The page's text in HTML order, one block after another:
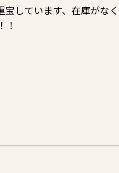
しています、在庫がな
！